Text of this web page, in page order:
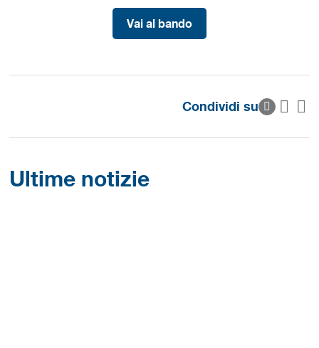
Vai al bando
Condividi su
Ultime notizie